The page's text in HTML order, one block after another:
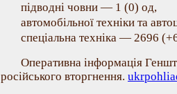
підводні човни — 1 (0) од,
автомобільної техніки та
спеціальна техніка — 2696
Оперативна інформація
російського вторгнення.